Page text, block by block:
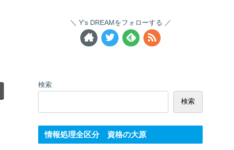
Y's DREAMをフォローする
検索
検索
情報処理全区分 資格の大原